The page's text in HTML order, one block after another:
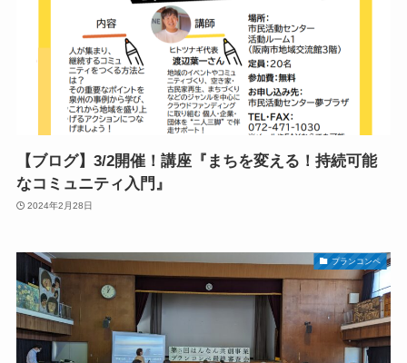
【ブログ】3/2開催！講座『まちを変える！持続可能
なコミュニティ入門』
2024年2月28日
プランコンペ